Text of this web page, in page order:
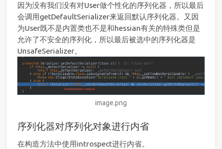
因为没有我们没有对User做个性化的序列化器，所以最后
会调用getDefaultSerializer来返回默认序列化器。又因
为User既不是内置类也不是和hessian有关的特殊类但是
允许了不安全的序列化，所以最后被选中的序列化器是
UnsafeSerializer。
image.png
序列化器对序列化对象进行内省
在构造方法中使用introspect进行内省。